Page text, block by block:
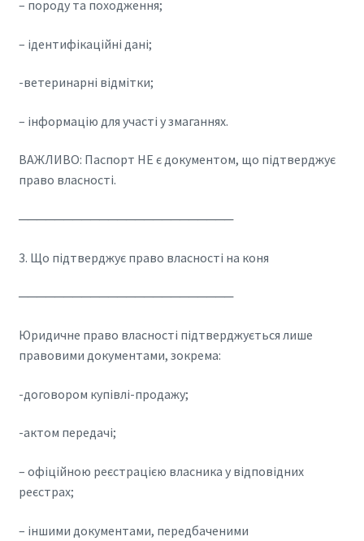
– породу та походження;
– ідентифікаційні дані;
-ветеринарні відмітки;
– інформацію для участі у змаганнях.
ВАЖЛИВО: Паспорт НЕ є документом, що підтверджує
право власності.
────────────────────────
3. Що підтверджує право власності на коня
────────────────────────
Юридичне право власності підтверджується лише
правовими документами, зокрема:
-договором купівлі-продажу;
-актом передачі;
– офіційною реєстрацією власника у відповідних
реєстрах;
– іншими документами, передбаченими